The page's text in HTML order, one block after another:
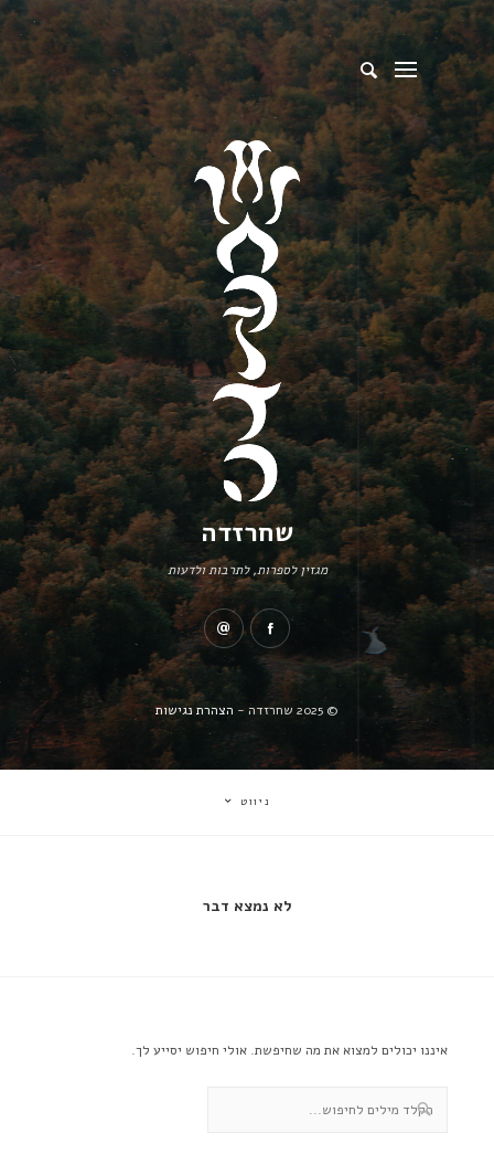
שחרזדה
מגזין לספרות, לתרבות ולדעות
© 2025 שחרזדה - הצהרת נגישות
ניווט
לא נמצא דבר
איננו יכולים למצוא את מה שחיפשת. אולי חיפוש יסייע לך.